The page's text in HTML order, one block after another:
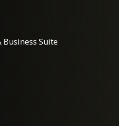
Business Suite